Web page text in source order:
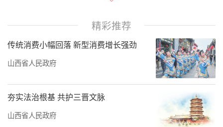
实干实绩当好转型综改的先行者和排头兵，为
全省高质量发展和现代化建设注入强劲动能。
惟改革者进，惟创新者强，惟改革创新者
用这句话来描述这片产业高地很是贴切。
它孕育着创新、服务、人才、科技的希望之
精彩推荐
传统消费小幅回落 新型消费增长强劲
山西省人民政府
夯实法治根基 共护三晋文脉
山西省人民政府